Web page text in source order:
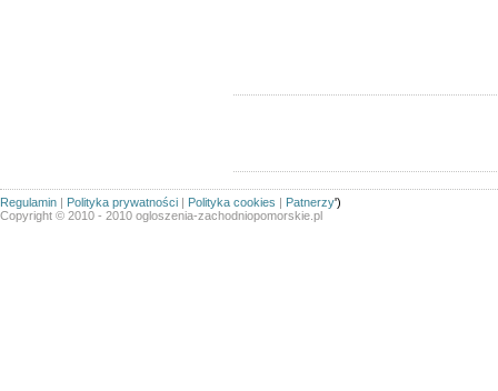
Regulamin | Polityka prywatności | Polityka cookies | Patnerzy
Copyright © 2010 - 2010 ogloszenia-zachodniopomorskie.pl
')